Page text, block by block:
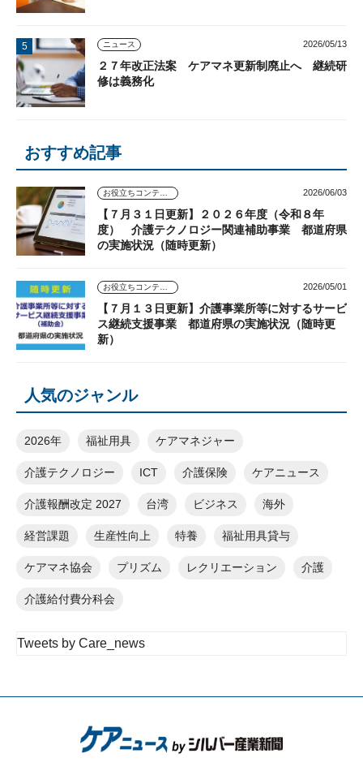
ニュース 2026/05/13
２７年改正法案 ケアマネ更新制廃止へ 継続研
修は義務化
おすすめ記事
2026/06/03
【７月３１日更新】２０２６年度（令和８年
度） 介護テクノロジー関連補助事業 都道府県
の実施状況（随時更新）
2026/05/01
【７月１３日更新】介護事業所等に対するサービ
ス継続支援事業 都道府県の実施状況（随時更
新）
人気のジャンル
2026年 福祉用具 ケアマネジャー
介護テクノロジー ICT 介護保険 ケアニュース
介護報酬改定 2027 台湾 ビジネス 海外
経営課題 生産性向上 特養 福祉用具貸与
ケアマネ協会 プリズム レクリエーション 介護
介護給付費分科会
Tweets by Care_news